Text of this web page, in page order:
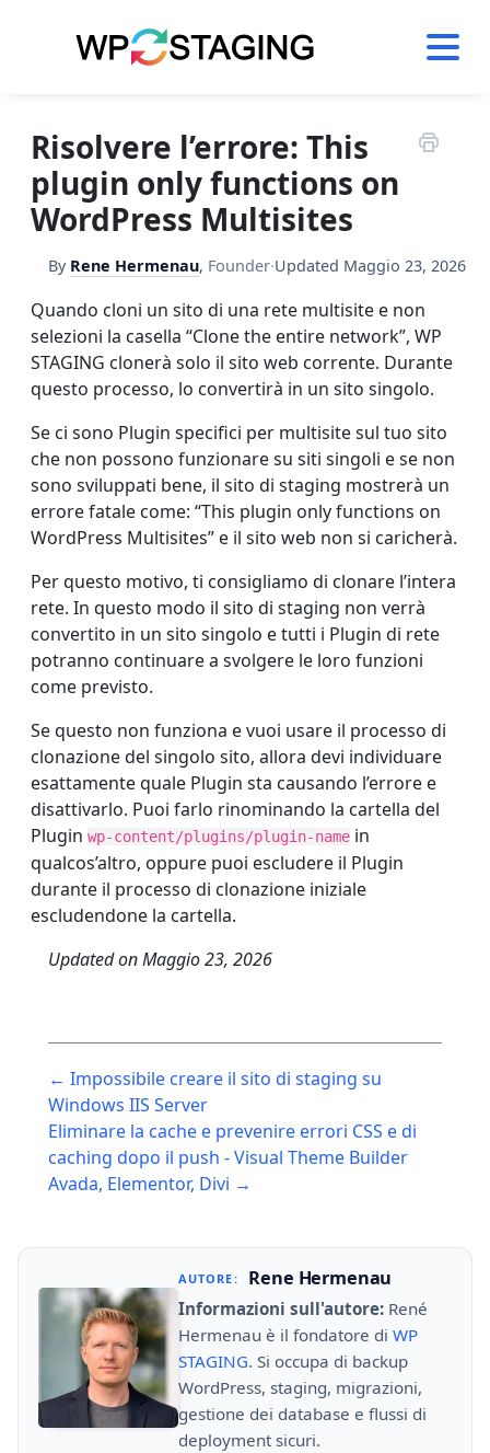
Risolvere l’errore: This
plugin only functions on
WordPress Multisites
By Rene Hermenau, Founder·Updated Maggio 23, 2026
Quando cloni un sito di una rete multisite e non
selezioni la casella “Clone the entire network”, WP
STAGING clonerà solo il sito web corrente. Durante
questo processo, lo convertirà in un sito singolo.
Se ci sono Plugin specifici per multisite sul tuo sito
che non possono funzionare su siti singoli e se non
sono sviluppati bene, il sito di staging mostrerà un
errore fatale come: “This plugin only functions on
WordPress Multisites” e il sito web non si caricherà.
Per questo motivo, ti consigliamo di clonare l’intera
rete. In questo modo il sito di staging non verrà
convertito in un sito singolo e tutti i Plugin di rete
potranno continuare a svolgere le loro funzioni
come previsto.
Se questo non funziona e vuoi usare il processo di
clonazione del singolo sito, allora devi individuare
esattamente quale Plugin sta causando l’errore e
disattivarlo. Puoi farlo rinominando la cartella del
Plugin wp-content/plugins/plugin-name in
qualcos’altro, oppure puoi escludere il Plugin
durante il processo di clonazione iniziale
escludendone la cartella.
Updated onMaggio 23, 2026
navigation
← Impossibile creare il sito di staging su
Windows IIS Server
Eliminare la cache e prevenire errori CSS e di
caching dopo il push - Visual Theme Builder
Avada, Elementor, Divi →
AUTORE: Rene Hermenau
Informazioni sull'autore: René
Hermenau è il fondatore di WP
STAGING. Si occupa di backup
WordPress, staging, migrazioni,
gestione dei database e flussi di
deployment sicuri.